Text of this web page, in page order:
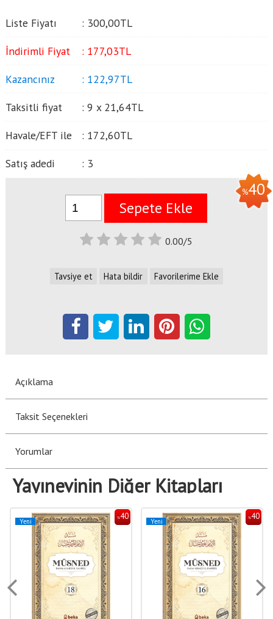
Liste Fiyatı : 300,00TL
İndirimli Fiyat : 177,03TL
Kazancınız : 122,97TL
Taksitli fiyat : 9 x 21,64TL
Havale/EFT ile : 172,60TL
Satış adedi : 3
%40
Sepete Ekle
0.00/5
Tavsiye et Hata bildir Favorilerime Ekle
Açıklama
Taksit Seçenekleri
Yorumlar
Yayınevinin Diğer Kitapları
%40
Yeni %40
Yeni